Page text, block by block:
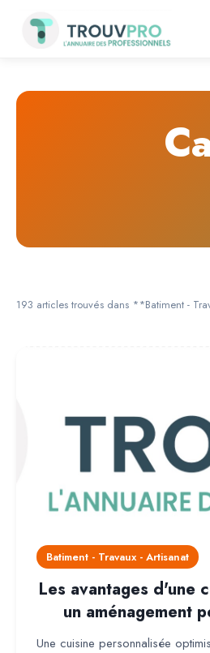
193 articles trouvés dans **Batiment -
Batiment - Travaux - Artisanat
Les avantages d'une
un aménagement
confort et
Une cuisine personnalisée